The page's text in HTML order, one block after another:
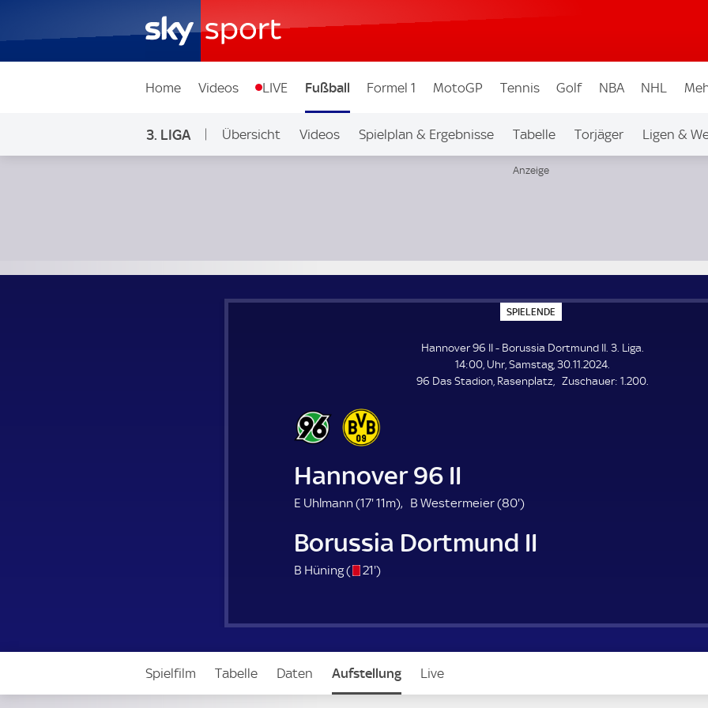
Home Videos LIVE Fußball Formel 1 MotoGP Tennis Golf NBA NHL
3. LIGA Übersicht Videos Spielplan & Ergebnisse Tabelle Torjäger Ligen &
SPIELENDE
P
E
L
E
Hannover 96 II - Borussia Dortmund II. 3. Liga.
14:00, Uhr, Samstag, 30.11.2024.
96 Das Stadion, Rasenplatz
Zuschauer: Z1.200.
Hannover 96 II
E Uhlmann (17'1
.
m
i
t
11m) B Westermeier (80'8
m
t
)
Borussia Dortmund II
B Hüning ( s21'2
m
n
u
t
)
Spielfilm Tabelle Daten Aufstellung Live